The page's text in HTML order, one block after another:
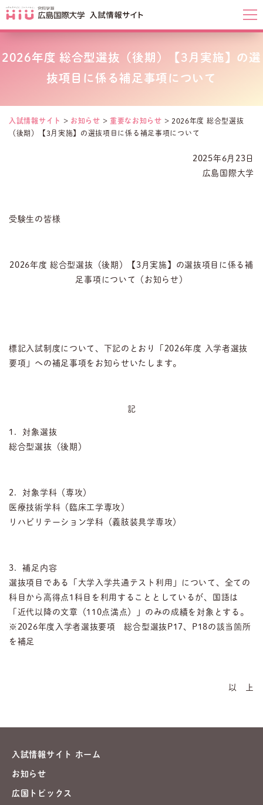
2026年度 総合型選抜（後期）【3月実施】の選
抜項目に係る補足事項について
入試情報サイト > お知らせ > 重要なお知らせ > 2026年度 総合型選抜
（後期）【3月実施】の選抜項目に係る補足事項について
2025年6月23日
広島国際大学
受験生の皆様
2026年度 総合型選抜（後期）【3月実施】の選抜項目に係る補
足事項について（お知らせ）
標記入試制度について、下記のとおり「2026年度 入学者選抜
要項」への補足事項をお知らせいたします。
記
1．対象選抜
総合型選抜（後期）
2．対象学科（専攻）
医療技術学科（臨床工学専攻）
リハビリテーション学科（義肢装具学専攻）
3．補足内容
選抜項目である「大学入学共通テスト利用」について、全ての
科目から高得点1科目を利用することとしているが、国語は
「近代以降の文章（110点満点）」のみの成績を対象とする。
※2026年度入学者選抜要項 総合型選抜P17、P18の該当箇所
を補足
以 上
入試情報サイト ホーム
お知らせ
広国トピックス